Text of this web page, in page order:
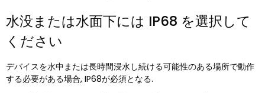
水没または水面下には IP68 を選択して
ください
デバイスを水中または長時間浸水し続ける可能性のある場所で動作
する必要がある場合, IP68が必須となる.